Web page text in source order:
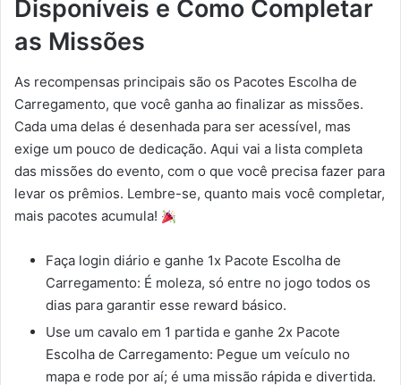
Disponíveis e Como Completar
as Missões
As recompensas principais são os Pacotes Escolha de
Carregamento, que você ganha ao finalizar as missões.
Cada uma delas é desenhada para ser acessível, mas
exige um pouco de dedicação. Aqui vai a lista completa
das missões do evento, com o que você precisa fazer para
levar os prêmios. Lembre-se, quanto mais você completar,
mais pacotes acumula!
Faça login diário e ganhe 1x Pacote Escolha de
Carregamento: É moleza, só entre no jogo todos os
dias para garantir esse reward básico.
Use um cavalo em 1 partida e ganhe 2x Pacote
Escolha de Carregamento: Pegue um veículo no
mapa e rode por aí; é uma missão rápida e divertida.